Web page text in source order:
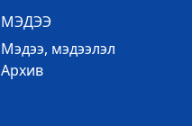
МЭДЭЭ
Mэдээ, мэдээлэл
Архив